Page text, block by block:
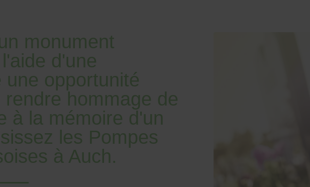
monument
d'une
opportunité
hommage de
à la mémoire d'un
les Pompes
à Auch.